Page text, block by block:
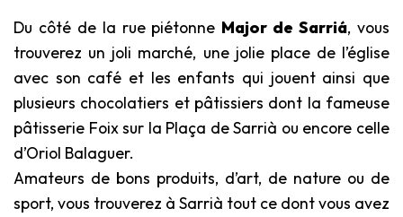
Du côté de la rue piétonne Major de Sarriá, vous
trouverez un joli marché, une jolie place de l’église
avec son café et les enfants qui jouent ainsi que
plusieurs chocolatiers et pâtissiers dont la fameuse
pâtisserie Foix sur la Plaça de Sarrià ou encore celle
d’Oriol Balaguer.
Amateurs de bons produits, d’art, de nature ou de
sport, vous trouverez à Sarrià tout ce dont vous avez